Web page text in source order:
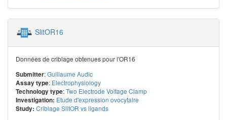
SlitOR16
Données de criblage obtenues pour l'OR16
Submitter:Guillaume Audic
Assay type: Electrophysiology
Technology type:Two Electrode Voltage Clamp
Investigation: Etude d'expression ovocytaire
Study: Criblage SlitOR vs ligands